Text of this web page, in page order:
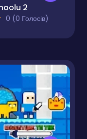
2
0 (0 Голосів)